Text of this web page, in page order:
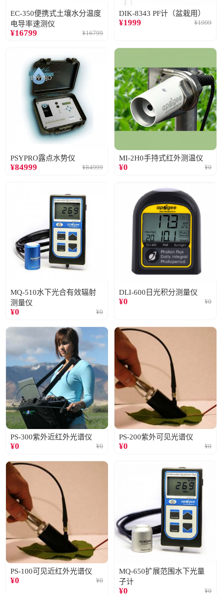
EC-350便携式土壤水分温度
电导率速测仪
¥16799 ¥16799
DIK-8343 PF计（盆栽用）
¥1999 ¥1999
PSYPRO露点水势仪
¥84999 ¥84999
MI-2H0手持式红外测温仪
¥0 ¥0
MQ-510水下光合有效辐射
测量仪
¥0 ¥0
DLI-600日光积分测量仪
¥0 ¥0
PS-300紫外近红外光谱仪
¥0 ¥0
PS-200紫外可见光谱仪
¥0 ¥0
PS-100可见近红外光谱仪
¥0 ¥0
MQ-650扩展范围水下光量
子计
¥0 ¥0